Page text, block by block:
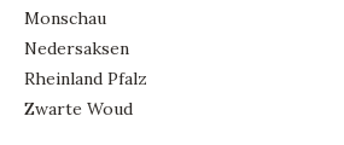
Monschau
Nedersaksen
Rheinland Pfalz
Zwarte Woud